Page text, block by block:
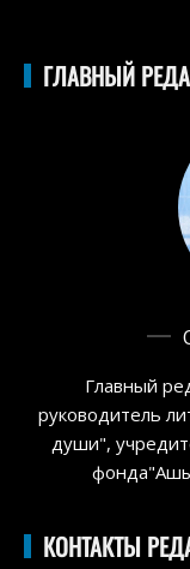
ГЛАВНЫЙ
Главный
руководитель
души",
КОНТАКТЫ